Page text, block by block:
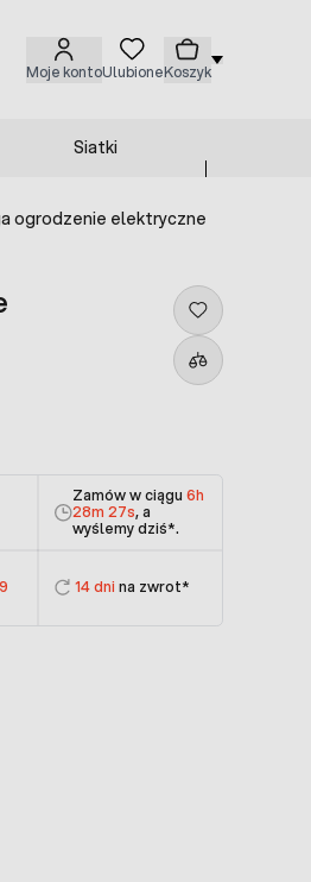
Moje kontoUlubioneKoszyk
Siatki
ogrodzenie elektryczne
Zamów w ciągu 6h
28m 27s, a
wyślemy dziś*.
14 dni na zwrot*